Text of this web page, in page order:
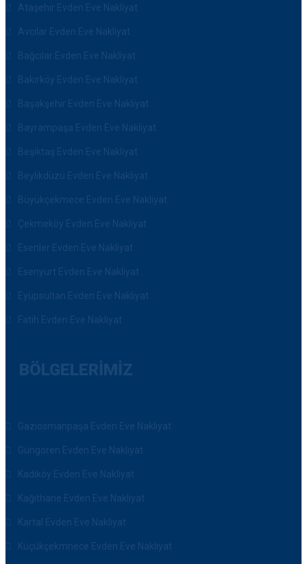
Ataşehir Evden Eve Nakliyat
Avcılar Evden Eve Nakliyat
Bağcılar Evden Eve Nakliyat
Bakırköy Evden Eve Nakliyat
Başakşehir Evden Eve Nakliyat
Bayrampaşa Evden Eve Nakliyat
Beşiktaş Evden Eve Nakliyat
Beylikdüzü Evden Eve Nakliyat
Büyükçekmece Evden Eve Nakliyat
Çekmeköy Evden Eve Nakliyat
Esenler Evden Eve Nakliyat
Esenyurt Evden Eve Nakliyat
Eyüpsultan Evden Eve Nakliyat
Fatih Evden Eve Nakliyat
BÖLGELERIMIZ
Gaziosmanpaşa Evden Eve Nakliyat
Güngören Evden Eve Nakliyat
Kadıköy Evden Eve Nakliyat
Kağıthane Evden Eve Nakliyat
Kartal Evden Eve Nakliyat
Küçükçekmnece Evden Eve Nakliyat